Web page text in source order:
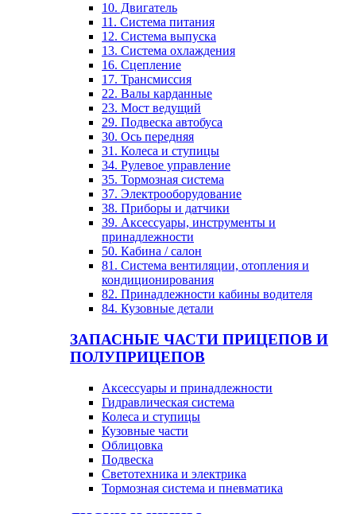
10. Двигатель
11. Система питания
12. Система выпуска
13. Система охлаждения
16. Сцепление
17. Трансмиссия
22. Валы карданные
23. Мост ведущий
29. Подвеска автобуса
30. Ось передняя
31. Колеса и ступицы
34. Рулевое управление
35. Тормозная система
37. Электрооборудование
38. Приборы и датчики
39. Аксессуары, инструменты и
принадлежности
50. Кабина / салон
81. Система вентиляции, отопления и
кондиционирования
82. Принадлежности кабины водителя
84. Кузовные детали
ЗАПАСНЫЕ ЧАСТИ ПРИЦЕПОВ И
ПОЛУПРИЦЕПОВ
Аксессуары и принадлежности
Гидравлическая система
Колеса и ступицы
Кузовные части
Облицовка
Подвеска
Светотехника и электрика
Тормозная система и пневматика